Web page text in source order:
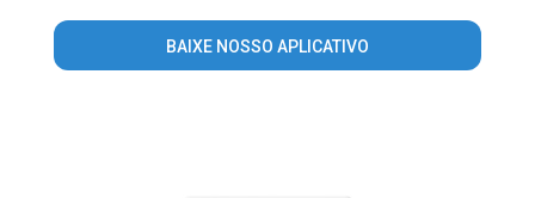
BAIXE NOSSO APLICATIVO